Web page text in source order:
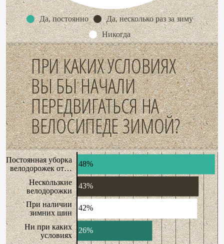
Да, постоянно
Да, несколько раз за зиму
Никогда
ПРИ КАКИХ УСЛОВИЯХ
ВЫ БЫ НАЧАЛИ
ПЕРЕДВИГАТЬСЯ НА
ВЕЛОСИПЕДЕ ЗИМОЙ?
Постоянная уборка
велодорожек от…
Нескользкие
велодорожки
При наличии
зимних шин
Ни при каких
условиях
48%
43%
42%
26%